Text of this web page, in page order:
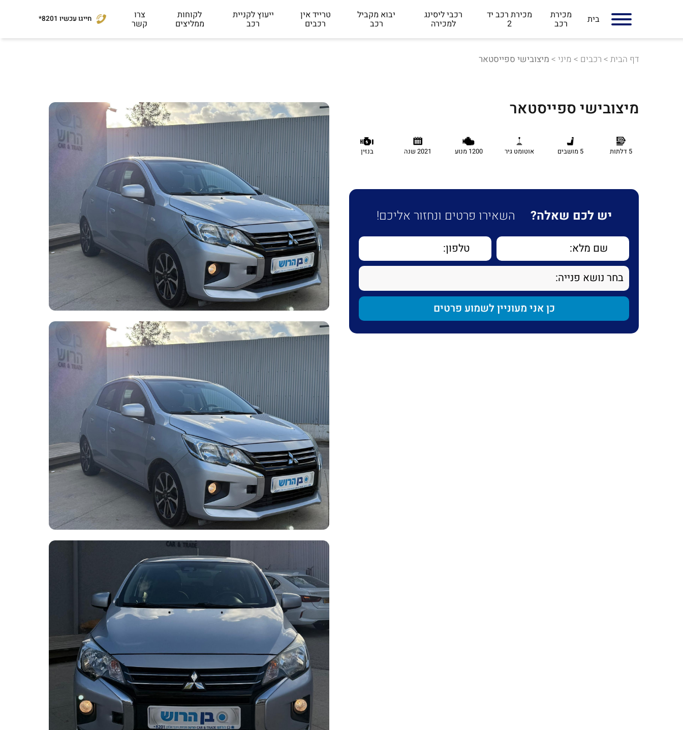
בית מכירת
רכב
מכירת רכב יד
2
רכבי ליסינג
למכירה
יבוא מקביל
רכב
טרייד אין
רכבים
ייעוץ לקניית
רכב
לקוחות
ממליצים
צרו
קשר חייגו עכשיו *8201
דף הבית > רכבים > מיני > מיצובישי ספייסטאר
מיצובישי ספייסטאר
5 דלתות 5 מושבים אוטומט גיר 1200 מנוע 2021 שנה בנזין
יש לכם שאלה? השאירו פרטים ונחזור אליכם!